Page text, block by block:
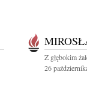
Z głębokim
26